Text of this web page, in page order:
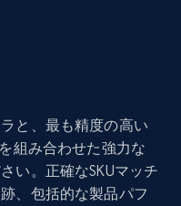
URL
count, and
今すぐ始める
と、最も精度の高い
組み合わせた強力な
い。正確なSKUマッチ
、包括的な製品パフ